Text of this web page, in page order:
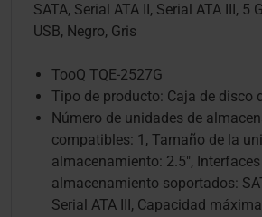
SATA, Serial ATA II, Serial ATA III, 5
USB, Negro, Gris
TooQ TQE-2527G
Tipo de producto: Caja de disco
Número de unidades de
compatibles: 1, Tamaño de la
almacenamiento: 2.5",
almacenamiento soportados:
Serial ATA III, Capacidad